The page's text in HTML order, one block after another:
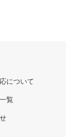
について
覧